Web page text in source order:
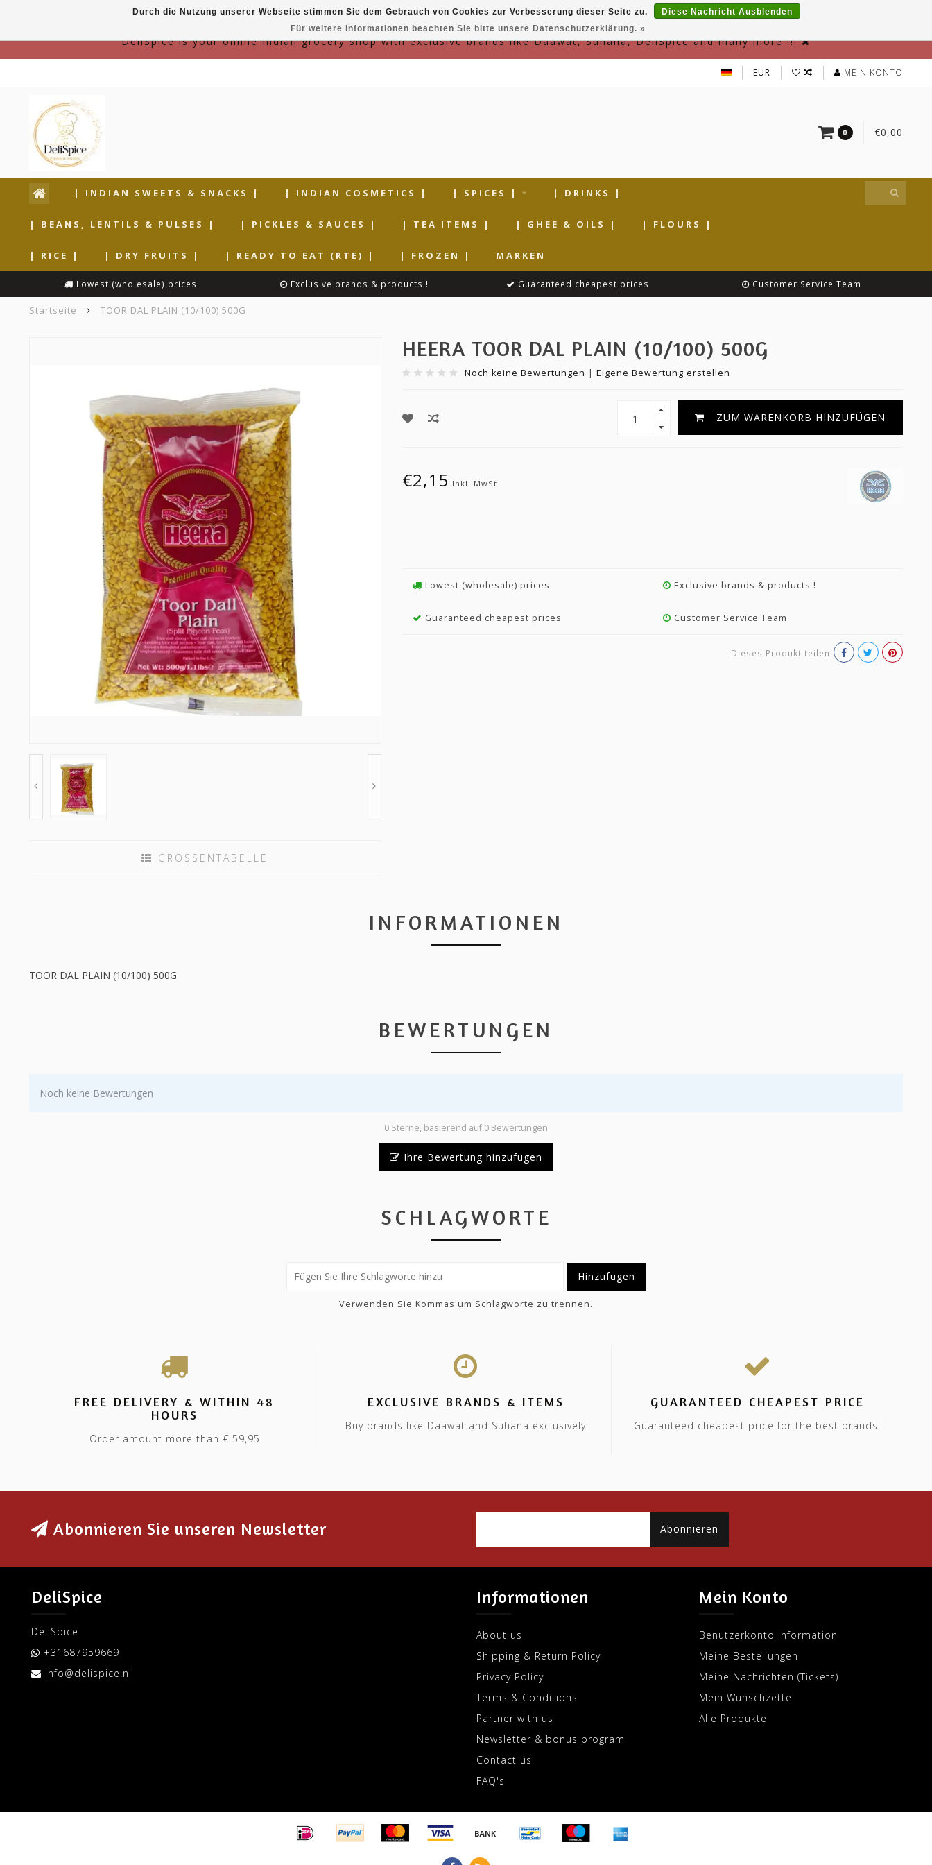
DeliSpice is your online Indian grocery shop with exclusive brands like Daawat, Suhana, DeliSpice and many more !!!
EUR MEIN KONTO
0 €0,00
| INDIAN SWEETS & SNACKS | | INDIAN COSMETICS | | SPICES | | DRINKS |
| BEANS, LENTILS & PULSES | | PICKLES & SAUCES | | TEA ITEMS | | GHEE & OILS | | FLOURS |
| RICE | | DRY FRUITS | | READY TO EAT (RTE) | | FROZEN | MARKEN
Lowest (wholesale) prices Exclusive brands & products ! Guaranteed cheapest prices Customer Service Team
Startseite TOOR DAL PLAIN (10/100) 500G
GRÖSSENTABELLE
HEERA TOOR DAL PLAIN (10/100) 500G
Noch keine Bewertungen | Eigene Bewertung erstellen
ZUM WARENKORB HINZUFÜGEN
€2,15 Inkl. MwSt.
Lowest (wholesale) prices Exclusive brands & products !
Guaranteed cheapest prices Customer Service Team
Dieses Produkt teilen
INFORMATIONEN
TOOR DAL PLAIN (10/100) 500G
BEWERTUNGEN
Noch keine Bewertungen
0 Sterne, basierend auf 0 Bewertungen
Ihre Bewertung hinzufügen
SCHLAGWORTE
Hinzufügen
Verwenden Sie Kommas um Schlagworte zu trennen.
Durch die Nutzung unserer Webseite stimmen Sie dem Gebrauch von Cookies zur Verbesserung dieser Seite zu.
Diese Nachricht Ausblenden
Für weitere Informationen beachten Sie bitte unsere Datenschutzerklärung. »
FREE DELIVERY & WITHIN 48
HOURS
Order amount more than € 59,95
EXCLUSIVE BRANDS & ITEMS
Buy brands like Daawat and Suhana exclusively
GUARANTEED CHEAPEST PRICE
Guaranteed cheapest price for the best brands!
Abonnieren Sie unseren Newsletter Abonnieren
DeliSpice
DeliSpice
+31687959669
info@delispice.nl
Informationen
About us
Shipping & Return Policy
Privacy Policy
Terms & Conditions
Partner with us
Newsletter & bonus program
Contact us
FAQ's
Mein Konto
Benutzerkonto Information
Meine Bestellungen
Meine Nachrichten (Tickets)
Mein Wunschzettel
Alle Produkte